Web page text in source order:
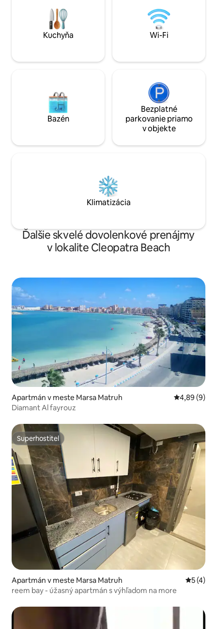
Vrátane energií, žiadne skryté poplatky
Voda z⚠️ vodovodu v Matruhu nie je
čistá, máme filter, ale používa sa na
sprchovanie. K dispozícii sú sprchové
oblasť s priamym
krištáľovo čistej
teplé slnko a
pred dverami.
Kuchyňa Wi-Fi
Bazén
Bezplatné
parkovanie priamo
v objekte
Klimatizácia
Ďalšie skvelé dovolenkové prenájmy
v lokalite Cleopatra Beach
Apartmán v meste Marsa Matruh Priemerné
4,89 (9)
Diamant Al fayrouz
Superhostiteľ
Superhostiteľ
Apartmán v meste Marsa Matruh
5 (4)
reem bay - úžasný apartmán s výhľadom na more